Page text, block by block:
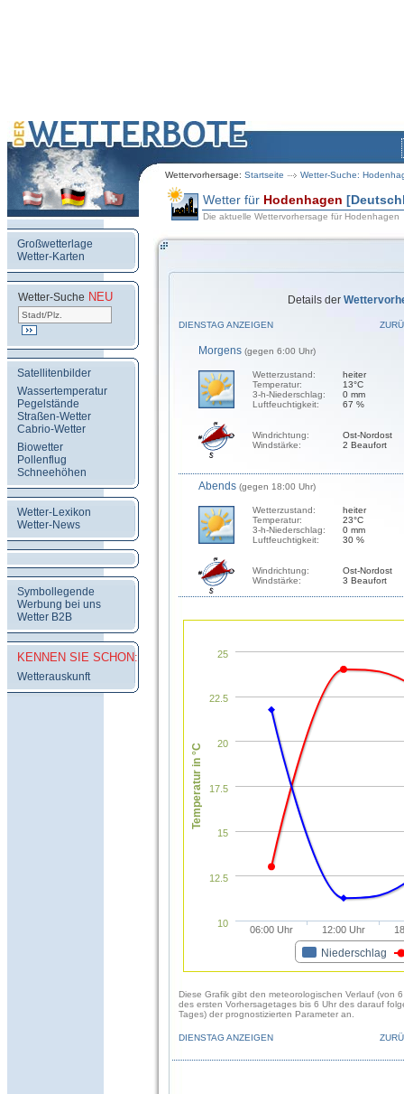
Wettervorhersage: Startseite Wetter-Suche:
Großwetterlage
Wetter-Karten
Wetter-Suche NEU
Satellitenbilder
Wassertemperatur
Pegelstände
Straßen-Wetter
Cabrio-Wetter
Biowetter
Pollenflug
Schneehöhen
Wetter-Lexikon
Wetter-News
Symbollegende
Werbung bei uns
Wetter B2B
KENNEN SIE SCHON:
Wetterauskunft
Wetter für Hodenhagen
Die aktuelle Wettervorhersage für Hodenhagen
Details der
DIENSTAG ANZEIGEN
Morgens (gegen 6:00 Uhr)
Wetterzustand:
Temperatur:
3-h-Niederschlag:
Luftfeuchtigkeit:
heiter
13°C
0 mm
67 %
Windrichtung:
Windstärke:
Ost-Nordost
2 Beaufort
Abends (gegen 18:00 Uhr)
Wetterzustand:
Temperatur:
3-h-Niederschlag:
Luftfeuchtigkeit:
heiter
23°C
0 mm
30 %
Windrichtung:
Windstärke:
Ost-Nordost
3 Beaufort
Temperatur in °C
Niederschlag
06:00 Uhr 12:00 Uhr
10
12.5
15
17.5
20
22.5
25
Diese Grafik gibt den meteorologischen Verlauf (von
des ersten Vorhersagetages bis 6 Uhr des darauf
Tages) der prognostizierten Parameter an.
DIENSTAG ANZEIGEN